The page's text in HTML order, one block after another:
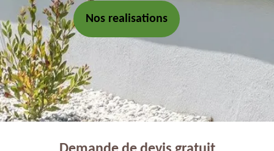
Nos realisations